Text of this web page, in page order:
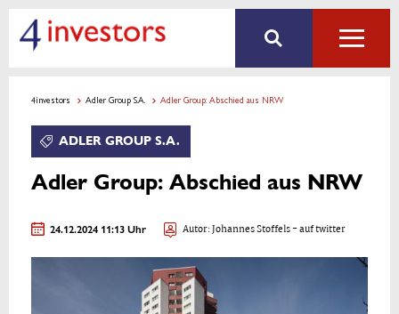
4investors Adler Group S.A. Adler Group: Abschied aus NRW
ADLER GROUP S.A.
Adler Group: Abschied aus NRW
24.12.2024 11:13 Uhr Autor:Johannes Stoffels- auf twitter